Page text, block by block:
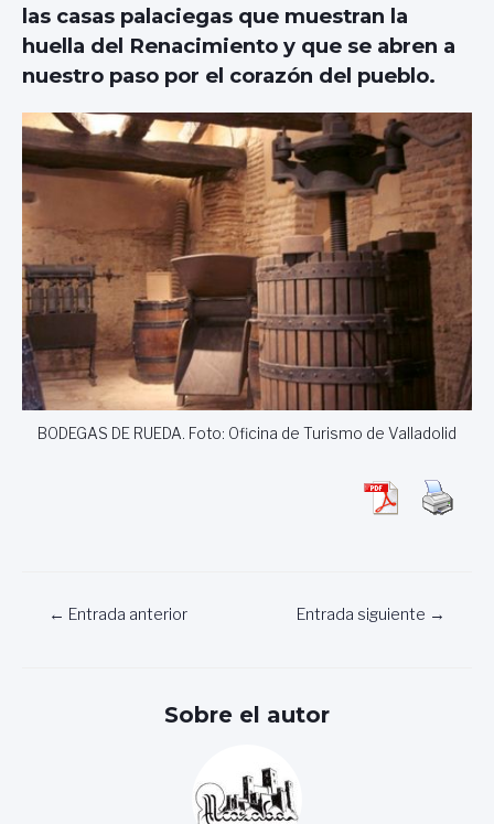
las casas palaciegas que muestran la
huella del Renacimiento y que se abren a
nuestro paso por el corazón del pueblo.
BODEGAS DE RUEDA. Foto: Oficina de Turismo de Valladolid
Navegación
← Entrada anterior Entrada siguiente →
Sobre el autor